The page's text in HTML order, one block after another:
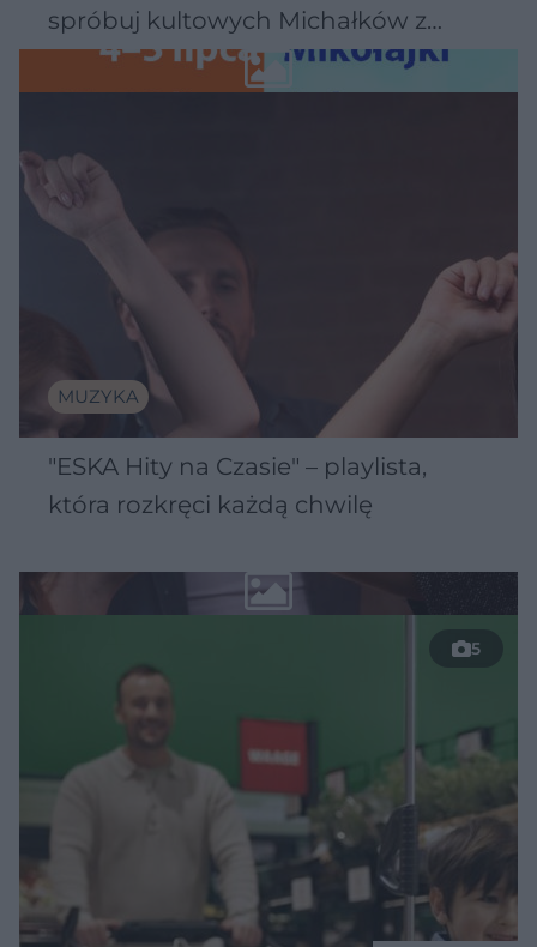
spróbuj kultowych Michałków z
Wawelu
MUZYKA
"ESKA Hity na Czasie" – playlista,
która rozkręci każdą chwilę
5